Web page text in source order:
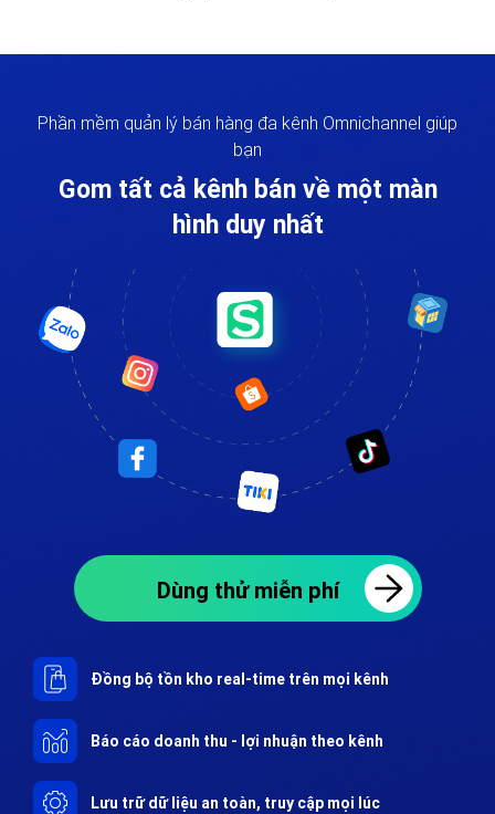
Phần mềm quản lý bán hàng đa kênh Omnichannel giúp
bạn
Gom tất cả kênh bán về một màn
hình duy nhất
Dùng thử miễn phí
Đồng bộ tồn kho real-time trên mọi kênh
Báo cáo doanh thu - lợi nhuận theo kênh
Lưu trữ dữ liệu an toàn, truy cập mọi lúc